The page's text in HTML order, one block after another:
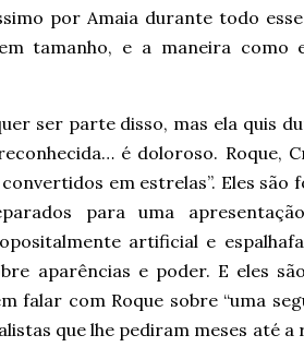
por Amaia durante todo
tamanho, e a maneira como
ser parte disso, mas ela quis
é doloroso. Roque,
em estrelas”. Eles são
para uma
artificial e
aparências e poder. E eles
falar com Roque sobre “uma
que lhe pediram meses até a